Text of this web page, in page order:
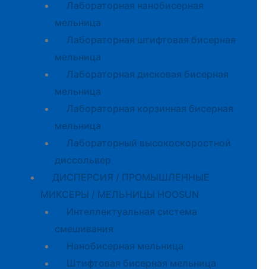
Лабораторная нанобисерная
мельница
Лабораторная штифтовая бисерная
мельница
Лабораторная дисковая бисерная
мельница
Лабораторная корзинная бисерная
мельница
Лабораторный высокоскоростной
диссольвер
ДИСПЕРСИЯ / ПРОМЫШЛЕННЫЕ
МИКСЕРЫ / МЕЛЬНИЦЫ HOOSUN
Интеллектуальная система
смешивания
Нанобисерная мельница
Штифтовая бисерная мельница